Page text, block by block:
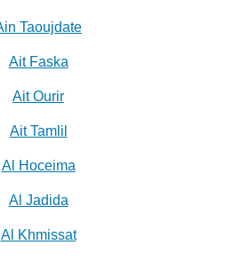
Taoujdate
Ait Faska
Ait Ourir
Ait Tamlil
Al Hoceima
Al Jadida
Al Khmissat